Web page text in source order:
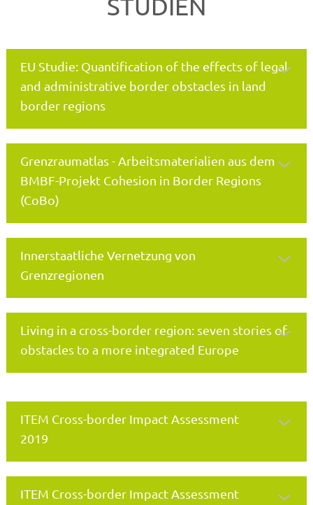
STUDIEN
EU Studie: Quantification of the effects of legal
and administrative border obstacles in land
border regions
Grenzraumatlas - Arbeitsmaterialien aus dem
BMBF-Projekt Cohesion in Border Regions
(CoBo)
Innerstaatliche Vernetzung von
Grenzregionen
Living in a cross-border region: seven stories of
obstacles to a more integrated Europe
ITEM Cross-border Impact Assessment
2019
ITEM Cross-border Impact Assessment